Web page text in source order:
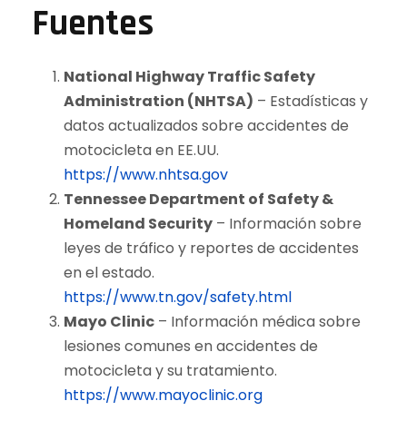
Fuentes
National Highway Traffic Safety
Administration (NHTSA) – Estadísticas y
datos actualizados sobre accidentes de
motocicleta en EE.UU.
https://www.nhtsa.gov
Tennessee Department of Safety &
Homeland Security – Información sobre
leyes de tráfico y reportes de accidentes
en el estado.
https://www.tn.gov/safety.html
Mayo Clinic – Información médica sobre
lesiones comunes en accidentes de
motocicleta y su tratamiento.
https://www.mayoclinic.org